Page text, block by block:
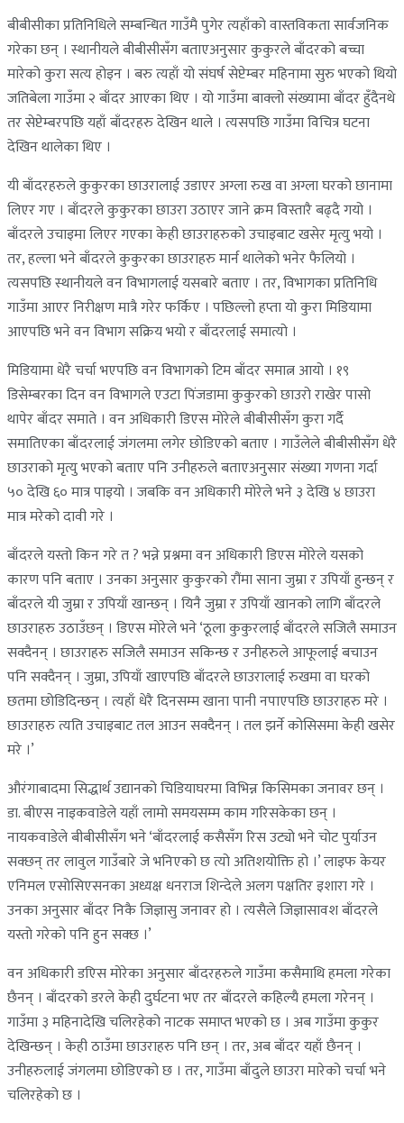
बीबीसीका प्रतिनिधिले सम्बन्धित गाउँमै पुगेर त्यहाँको वास्तविकता सार्वजनिक
गरेका छन् । स्थानीयले बीबीसीसँग बताएअनुसार कुकुरले बाँदरको बच्चा
मारेको कुरा सत्य होइन । बरु त्यहाँ यो संघर्ष सेप्टेम्बर महिनामा सुरु भएको थियो
जतिबेला गाउँमा २ बाँदर आएका थिए । यो गाउँमा बाक्लो संख्यामा बाँदर हुँदैनथे
तर सेप्टेम्बरपछि यहाँ बाँदरहरु देखिन थाले । त्यसपछि गाउँमा विचित्र घटना
देखिन थालेका थिए ।
यी बाँदरहरुले कुकुरका छाउरालाई उडाएर अग्ला रुख वा अग्ला घरको छानामा
लिएर गए । बाँदरले कुकुरका छाउरा उठाएर जाने क्रम विस्तारै बढ्दै गयो ।
बाँदरले उचाइमा लिएर गएका केही छाउराहरुको उचाइबाट खसेर मृत्यु भयो ।
तर, हल्ला भने बाँदरले कुकुरका छाउराहरु मार्न थालेको भनेर फैलियो ।
त्यसपछि स्थानीयले वन विभागलाई यसबारे बताए । तर, विभागका प्रतिनिधि
गाउँमा आएर निरीक्षण मात्रै गरेर फर्किए । पछिल्लो हप्ता यो कुरा मिडियामा
आएपछि भने वन विभाग सक्रिय भयो र बाँदरलाई समात्यो ।
मिडियामा धेरै चर्चा भएपछि वन विभागको टिम बाँदर समात्न आयो । १९
डिसेम्बरका दिन वन विभागले एउटा पिंजडामा कुकुरको छाउरो राखेर पासो
थापेर बाँदर समाते । वन अधिकारी डिएस मोरेले बीबीसीसँग कुरा गर्दै
समातिएका बाँदरलाई जंगलमा लगेर छोडिएको बताए । गाउँलेले बीबीसीसँग धेरै
छाउराको मृत्यु भएको बताए पनि उनीहरुले बताएअनुसार संख्या गणना गर्दा
५० देखि ६० मात्र पाइयो । जबकि वन अधिकारी मोरेले भने ३ देखि ४ छाउरा
मात्र मरेको दावी गरे ।
बाँदरले यस्तो किन गरे त ? भन्ने प्रश्नमा वन अधिकारी डिएस मोरेले यसको
कारण पनि बताए । उनका अनुसार कुकुरको रौंमा साना जुम्रा र उपियाँ हुन्छन् र
बाँदरले यी जुम्रा र उपियाँ खान्छन् । यिनै जुम्रा र उपियाँ खानको लागि बाँदरले
छाउराहरु उठाउँछन् । डिएस मोरेले भने ‘ठूला कुकुरलाई बाँदरले सजिलै समाउन
सक्दैनन् । छाउराहरु सजिलै समाउन सकिन्छ र उनीहरुले आफूलाई बचाउन
पनि सक्दैनन् । जुम्रा, उपियाँ खाएपछि बाँदरले छाउरालाई रुखमा वा घरको
छतमा छोडिदिन्छन् । त्यहाँ धेरै दिनसम्म खाना पानी नपाएपछि छाउराहरु मरे ।
छाउराहरु त्यति उचाइबाट तल आउन सक्दैनन् । तल झर्ने कोसिसमा केही खसेर
मरे ।’
औरंगाबादमा सिद्धार्थ उद्यानको चिडियाघरमा विभिन्न किसिमका जनावर छन् ।
डा. बीएस नाइकवाडेले यहाँ लामो समयसम्म काम गरिसकेका छन् ।
नायकवाडेले बीबीसीसँग भने ‘बाँदरलाई कसैसँग रिस उट्यो भने चोट पुर्याउन
सक्छन् तर लावुल गाउँबारे जे भनिएको छ त्यो अतिशयोक्ति हो ।’ लाइफ केयर
एनिमल एसोसिएसनका अध्यक्ष धनराज शिन्देले अलग पक्षतिर इशारा गरे ।
उनका अनुसार बाँदर निकै जिज्ञासु जनावर हो । त्यसैले जिज्ञासावश बाँदरले
यस्तो गरेको पनि हुन सक्छ ।’
वन अधिकारी डएिस मोरेका अनुसार बाँदरहरुले गाउँमा कसैमाथि हमला गरेका
छैनन् । बाँदरको डरले केही दुर्घटना भए तर बाँदरले कहिल्यै हमला गरेनन् ।
गाउँमा ३ महिनादेखि चलिरहेको नाटक समाप्त भएको छ । अब गाउँमा कुकुर
देखिन्छन् । केही ठाउँमा छाउराहरु पनि छन् । तर, अब बाँदर यहाँ छैनन् ।
उनीहरुलाई जंगलमा छोडिएको छ । तर, गाउँमा बाँदुले छाउरा मारेको चर्चा भने
चलिरहेको छ ।